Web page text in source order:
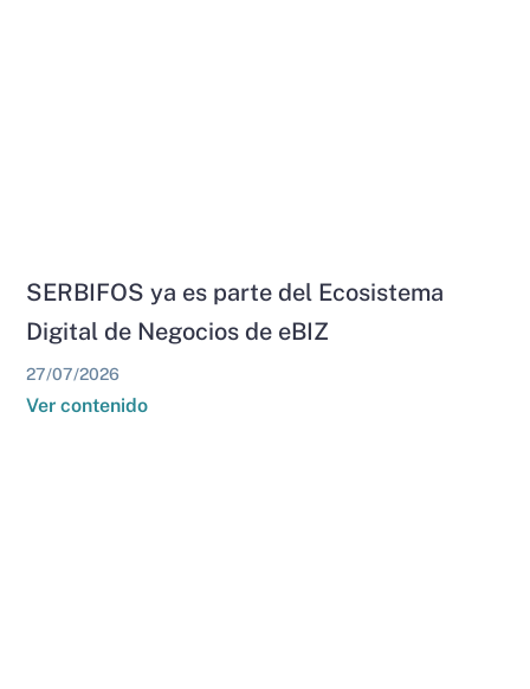
SERBIFOS ya es parte del Ecosistema
Digital de Negocios de eBIZ
27/07/2026
Ver contenido